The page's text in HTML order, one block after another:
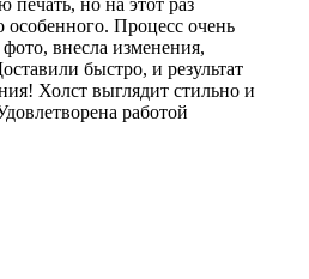
особенного. Процесс очень
внесла изменения,
быстро, и результат
Холст выглядит стильно и
работой